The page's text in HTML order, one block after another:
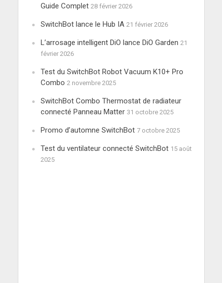
Guide Complet 28 février 2026
SwitchBot lance le Hub IA 21 février 2026
L’arrosage intelligent DiO lance DiO Garden 21
février 2026
Test du SwitchBot Robot Vacuum K10+ Pro
Combo 2 novembre 2025
SwitchBot Combo Thermostat de radiateur
connecté Panneau Matter 31 octobre 2025
Promo d’automne SwitchBot 7 octobre 2025
Test du ventilateur connecté SwitchBot 15 août
2025